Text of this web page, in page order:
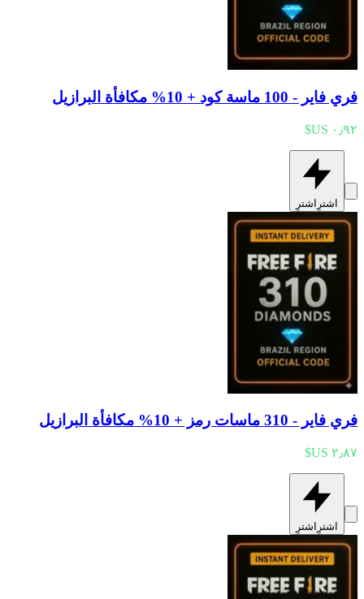
فري فاير - 100 ماسة كود + 10% مكافأة البرازيل
اشترِ اشترِ
فري فاير - 310 ماسات رمز + 10% مكافأة البرازيل
اشترِ اشترِ